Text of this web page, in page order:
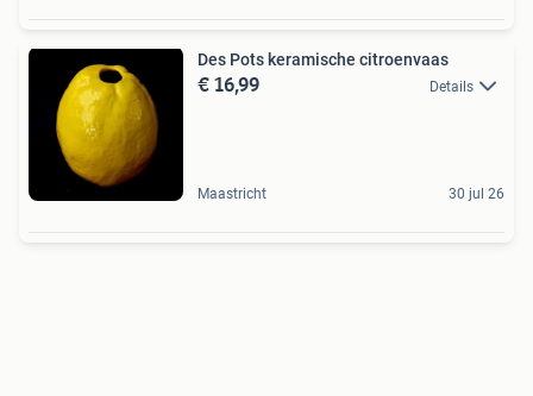
Des Pots keramische citroenvaas
€ 16,99 Details
Maastricht 30 jul 26